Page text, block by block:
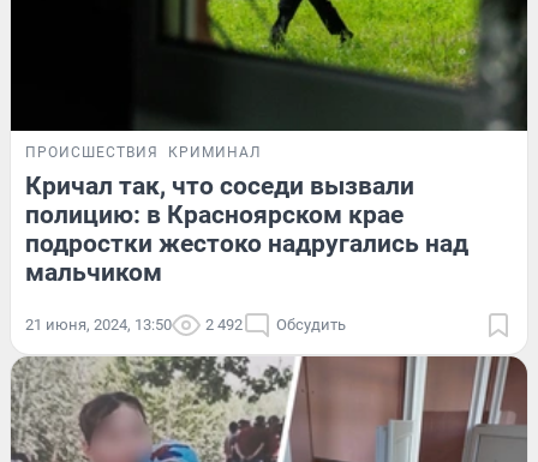
ПРОИСШЕСТВИЯ КРИМИНАЛ
Кричал так, что соседи вызвали
полицию: в Красноярском крае
подростки жестоко надругались над
мальчиком
21 июня, 2024, 13:50 2 492 Обсудить